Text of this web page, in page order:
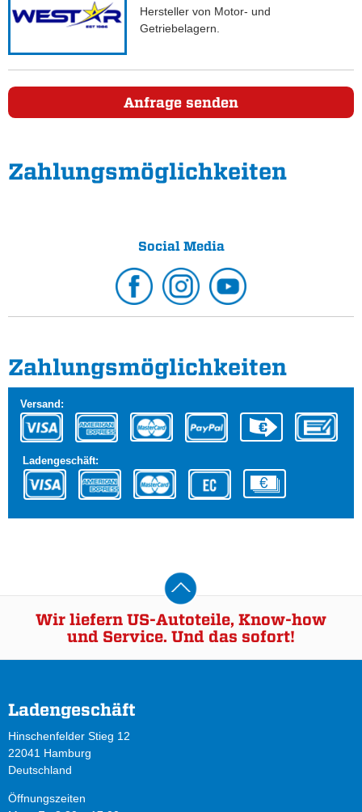
Hersteller von Motor- und
Getriebelagern.
Anfrage senden
Zahlungs­möglichkeiten
Social Media
Zahlungs­möglichkeiten
Versand:
Ladengeschäft:
Wir liefern US-Autoteile, Know-how
und Service. Und das sofort!
Ladengeschäft
Hinschenfelder Stieg 12
22041 Hamburg
Deutschland
Öffnungszeiten